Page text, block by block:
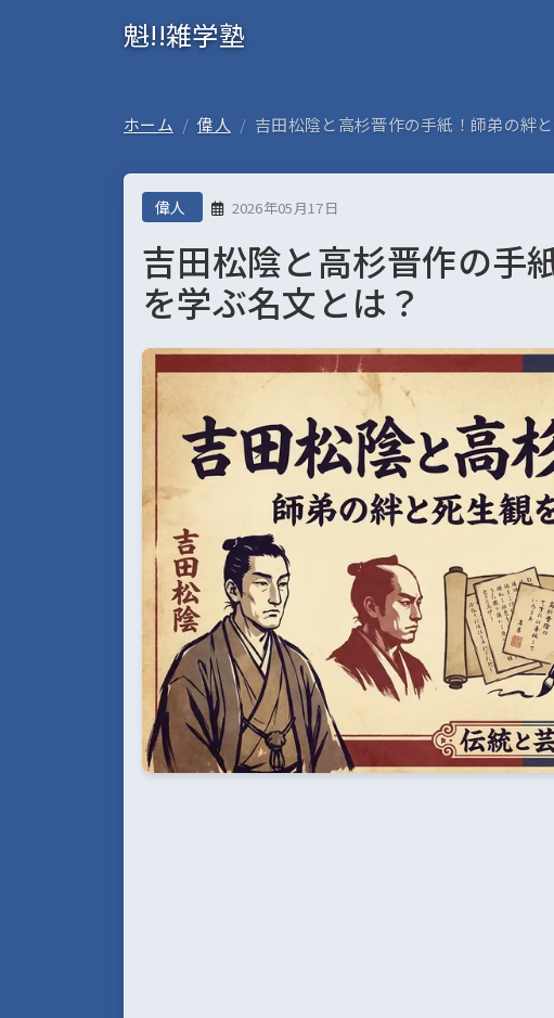
魁!!雑学塾
ホーム 偉人 吉田松陰と高杉晋作の手紙！師弟の絆
偉人 2026年05月17日
吉田松陰と高杉晋作の手
を学ぶ名文とは？